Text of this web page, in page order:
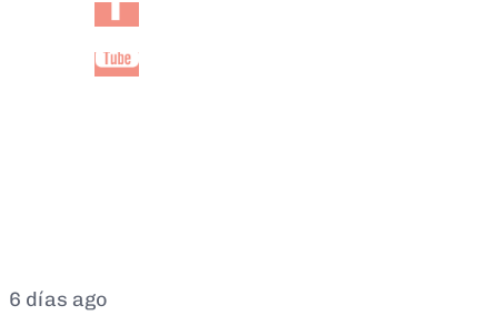
6 días ago